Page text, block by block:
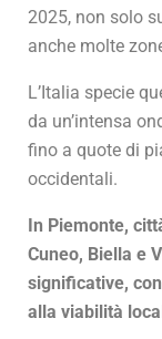
2025, non solo
anche molte
L’Italia specie
da un’intensa
fino a quote di
occidentali.
In Piemonte,
Cuneo, Biella e
significative,
alla viabilità